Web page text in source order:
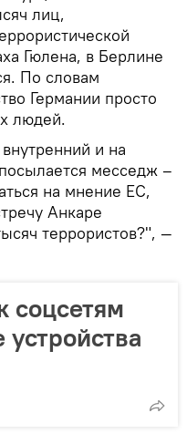
лиц,
Гюлена, в Берлине
По словам
Германии просто
людей.
и на
месседж –
на мнение ЕС,
Анкаре
террористов?", —
соцсетям